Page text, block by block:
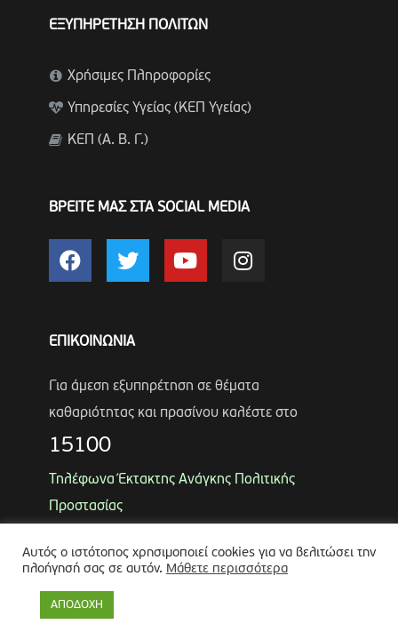
ΕΞΥΠΗΡΕΤΗΣΗ ΠΟΛΙΤΩΝ
Χρήσιμες Πληροφορίες
Υπηρεσίες Υγείας (ΚΕΠ Υγείας)
ΚΕΠ (Α. Β. Γ.)
ΒΡΕΙΤΕ ΜΑΣ ΣΤΑ SOCIAL MEDIA
ΕΠΙΚΟΙΝΩΝΙΑ
Για άμεση εξυπηρέτηση σε θέματα
καθαριότητας και πρασίνου καλέστε στο
15100
Τηλέφωνα Έκτακτης Ανάγκης Πολιτικής
Προστασίας
Θωμάς Ρουμπάκος(κιν. 6947966451)
Αυτός ο ιστότοπος χρησιμοποιεί cookies για να βελιτώσει την
πλοήγησή σας σε αυτόν. Μάθετε περισσότερα
ΑΠΟΔΟΧΗ